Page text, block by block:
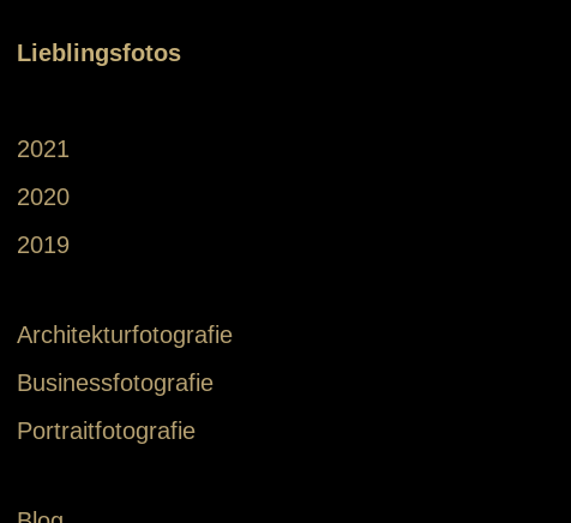
Lieblingsfotos
2021
2020
2019
Architekturfotografie
Businessfotografie
Portraitfotografie